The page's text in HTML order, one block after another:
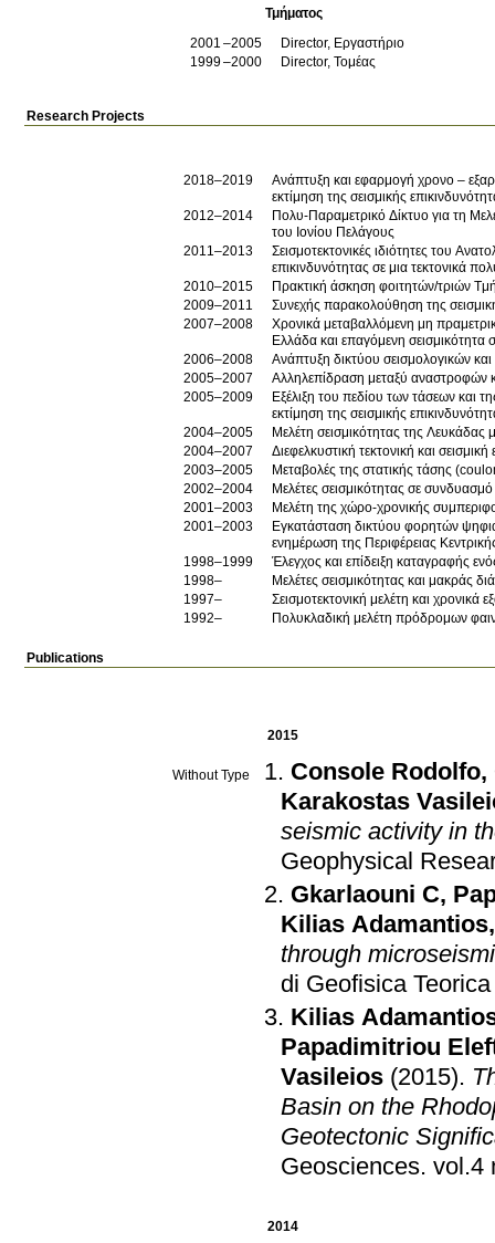
Τμήματος
2001
2005
Director, Εργαστήριο
1999
2000 Director, Τομέας
Research Projects
2018–2019
Ανάπτυξη και εφαρμογή χρονο –
εκτίμηση της σεισμικής
2012–2014
Πολυ-Παραμετρικό Δίκτυο για τη
του Ιονίου Πελάγους
2011–2013
Σεισμοτεκτονικές ιδιότητες του
επικινδυνότητας σε μια τεκτονικά
2010–2015
Πρακτική άσκηση φοιτητών/τριών
2009–2011
Συνεχής παρακολούθηση της
2007–2008
Χρονικά μεταβαλλόμενη μη
Ελλάδα και επαγόμενη σεισμικότητα
2006–2008
Ανάπτυξη δικτύου σεισμολογικών
2005–2007
Αλληλεπίδραση μεταξύ αναστροφών
2005–2009
Εξέλιξη του πεδίου των τάσεων και
εκτίμηση της σεισμικής
2004–2005
Μελέτη σεισμικότητας της
2004–2007
Διεφελκυστική τεκτονική και
2003–2005
Μεταβολές της στατικής τάσης
2002–2004
Μελέτες σεισμικότητας σε
2001–2003
Μελέτη της χώρο-χρονικής
2001–2003
Εγκατάσταση δικτύου φορητών
ενημέρωση της Περιφέρειας
1998–1999
Έλεγχος και επίδειξη καταγραφής
1998–
Μελέτες σεισμικότητας και μακράς
1997–
Σεισμοτεκτονική μελέτη και χρονικά
1992–
Πολυκλαδική μελέτη πρόδρομων
Publications
2015
Without Type Console Rodolfo,
Karakostas
seismic activity in
Geophysical
Gkarlaouni C,
Kilias Adamantios
through
di Geofisica
Kilias
Papadimitriou
Vasileios (2015).
Basin on the
Geotectonic
Geosciences.
2014